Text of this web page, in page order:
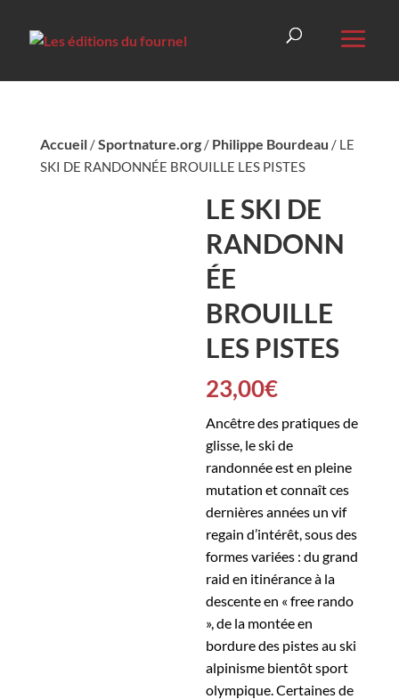
Accueil/Sportnature.org/ Philippe Bourdeau / LE
SKI DE RANDONNÉE BROUILLE LES PISTES
LE SKI DE
RANDONN
ÉE
BROUILLE
LES PISTES
23,00€
Ancêtre des pratiques de
glisse, le ski de
randonnée est en pleine
mutation et connaît ces
dernières années un vif
regain d’intérêt, sous des
formes variées : du grand
raid en itinérance à la
descente en « free rando
», de la montée en
bordure des pistes au ski
alpinisme bientôt sport
olympique. Certaines de